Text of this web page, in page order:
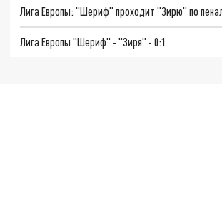
Лига Европы: "Шериф" проходит "Зирю" по
Лига Европы "Шериф" - "Зиря" - 0:1